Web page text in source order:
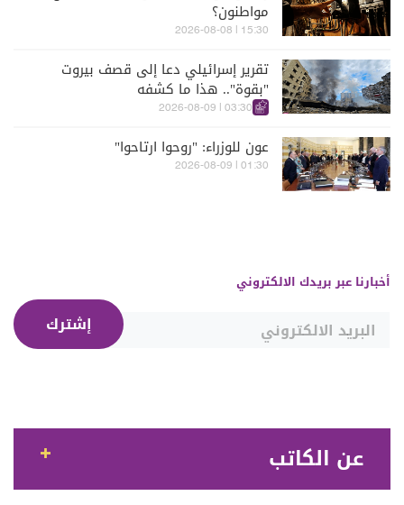
مواطنون؟
15:30 | 2026-08-08
تقرير إسرائيلي دعا إلى قصف بيروت
"بقوة".. هذا ما كشفه
03:30 | 2026-08-09
عون للوزراء: "روحوا ارتاحوا"
01:30 | 2026-08-09
أخبارنا عبر بريدك الالكتروني
إشترك
عن الكاتب